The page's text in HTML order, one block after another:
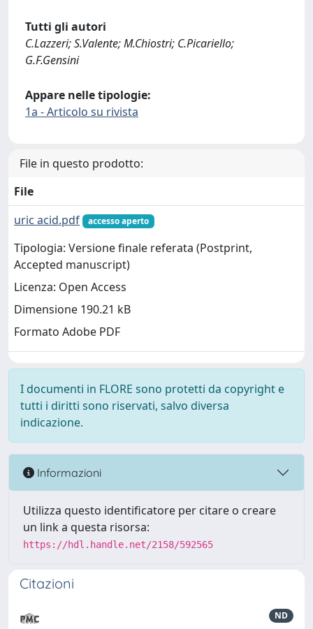
Tutti gli autori
C.Lazzeri; S.Valente; M.Chiostri; C.Picariello;
G.F.Gensini
Appare nelle tipologie:
1a - Articolo su rivista
File in questo prodotto:
File
uric acid.pdf
accesso aperto
Tipologia: Versione finale referata (Postprint,
Accepted manuscript)
Licenza: Open Access
Dimensione 190.21 kB
Formato Adobe PDF
I documenti in FLORE sono protetti da copyright e
tutti i diritti sono riservati, salvo diversa
indicazione.
Informazioni
Utilizza questo identificatore per citare o creare
un link a questa risorsa:
https://hdl.handle.net/2158/592565
Citazioni
ND